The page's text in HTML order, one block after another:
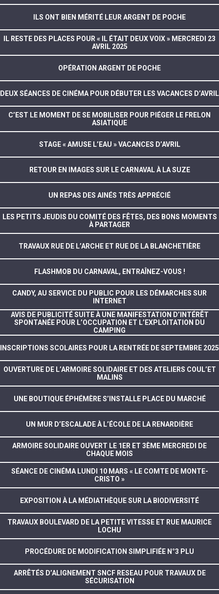
ILS ONT BIEN MÉRITÉ LEUR ARGENT DE POCHE
IL RESTE DES PLACES POUR « IL ÉTAIT DEUX VOIX » MERCREDI 23
AVRIL 2025
OPÉRATION ARGENT DE POCHE
DEUX SÉANCES DE CINÉMA POUR DÉBUTER LES VACANCES D’AVRIL
C’EST LE MOMENT DE SE MOBILISER POUR PIÉGER LE FRELON
ASIATIQUE
STAGE « AMUSE L’EAU » VACANCES D’AVRIL
RETOUR EN IMAGES SUR LE CARNAVAL À LA SUZE
UN REPAS DES AINÉS TRÈS APPRÉCIÉ
LES PETITS JEUDIS DU COMITÉ DES FÊTES, DES BONS MOMENTS
À PARTAGER
TRAVAUX RUE DE L’ARCHE ET RUE DE LA BLANCHETIÈRE
FLASHMOB DU CARNAVAL, ENTRAÎNEZ-VOUS !
CANDY, AU SERVICE DU PUBLIC POUR LES DÉMARCHES SUR
INTERNET
AVIS DE PUBLICITÉ SUITE À UNE MANIFESTATION D’INTÉRÊT
SPONTANÉE POUR L’OCCUPATION ET L’EXPLOITATION DU
CAMPING
INSCRIPTIONS SCOLAIRES POUR LA RENTRÉE DE SEPTEMBRE 2025
OUVERTURE DE L’ARMOIRE SOLIDAIRE ET DES ATELIERS COUL’ET
MALINS
UNE BOUTIQUE ÉPHÉMÈRE S’INSTALLE PLACE DU MARCHÉ
UN MUR D’ESCALADE À L’ÉCOLE DE LA RENARDIÈRE
ARMOIRE SOLIDAIRE OUVERT LE 1ER ET 3ÈME MERCREDI DE
CHAQUE MOIS
SÉANCE DE CINÉMA LUNDI 10 MARS « LE COMTE DE MONTE-
CRISTO »
EXPOSITION À LA MÉDIATHÈQUE SUR LA BIODIVERSITÉ
TRAVAUX BOULEVARD DE LA PETITE VITESSE ET RUE MAURICE
LOCHU
PROCÉDURE DE MODIFICATION SIMPLIFIÉE N°3 PLU
ARRÊTÉS D’ALIGNEMENT SNCF RESEAU POUR TRAVAUX DE
SÉCURISATION